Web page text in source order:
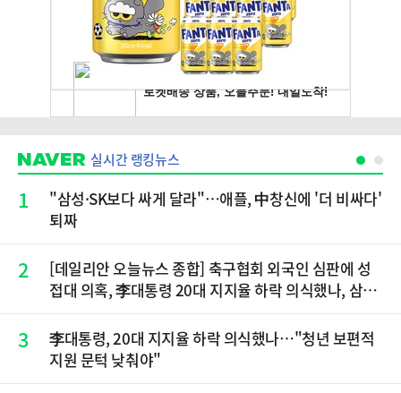
실시간 랭킹뉴스
1
"삼성·SK보다 싸게 달라"…애플, 中창신에 '더 비싸다'
퇴짜
2
[데일리안 오늘뉴스 종합] 축구협회 외국인 심판에 성
접대 의혹, 李대통령 20대 지지율 하락 의식했나, 삼전
재점화, 김민석 "과반 승리 가능성 99%" 등
3
李대통령, 20대 지지율 하락 의식했나…"청년 보편적
지원 문턱 낮춰야"